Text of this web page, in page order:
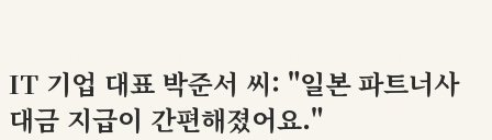
IT 기업 대표 박준서 씨: "일본 파트너사
대금 지급이 간편해졌어요."